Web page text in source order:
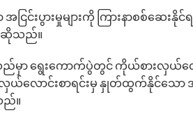
ြင်းပွားမှုများကို ကြားနာစစ်‌ဆေ
ဆိုသည်။
ာ ‌ရွေး‌ကောက်ပွဲတွင် ကိုယ်စားလှယ်လောင်
လောင်းစာရင်းမှ နှုတ်ထွက်နိုင်‌သော အ
ည်။